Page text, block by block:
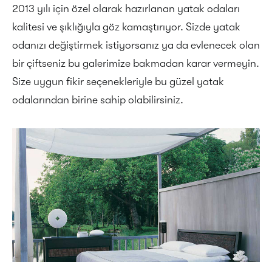
2013 yılı için özel olarak hazırlanan yatak odaları
kalitesi ve şıklığıyla göz kamaştırıyor. Sizde yatak
odanızı değiştirmek istiyorsanız ya da evlenecek olan
bir çiftseniz bu galerimize bakmadan karar vermeyin.
Size uygun fikir seçenekleriyle bu güzel yatak
odalarından birine sahip olabilirsiniz.